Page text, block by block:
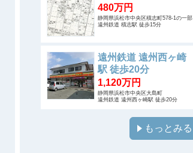
480万円
静岡県浜松市中央区積志町578-1の一部
遠州鉄道 積志駅 徒歩15分
遠州鉄道 遠州西ヶ崎
駅 徒歩20分
1,120万円
静岡県浜松市中央区大島町
遠州鉄道 遠州西ヶ崎駅 徒歩20分
もっとみる